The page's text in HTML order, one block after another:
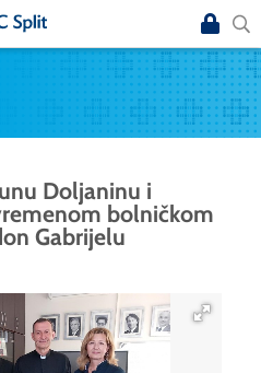
Doljaninu i
bolničkom
Gabrijelu